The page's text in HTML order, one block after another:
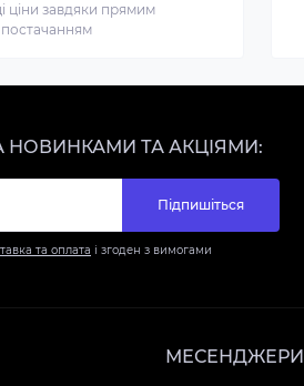
ціни завдяки прямим
постачанням
НОВИНКАМИ ТА АКЦІЯМИ:
Підпишіться
та оплата і згоден з вимогами
МЕСЕНДЖЕРИ